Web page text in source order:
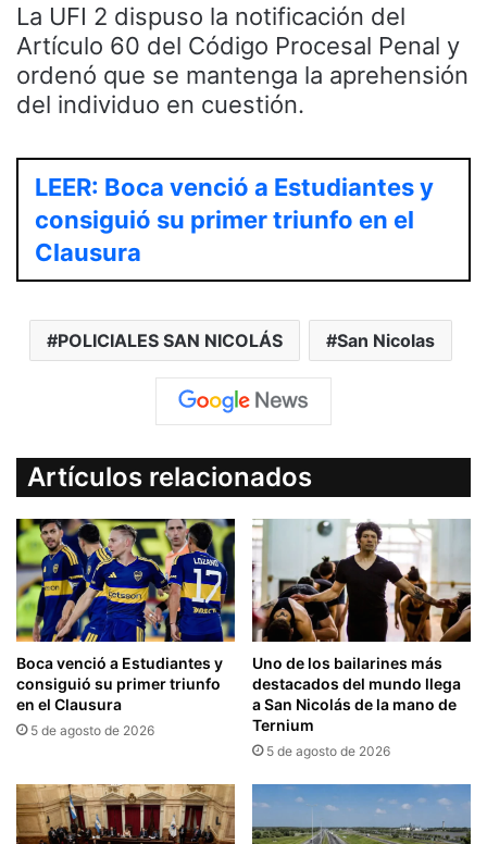
La UFI 2 dispuso la notificación del
Artículo 60 del Código Procesal Penal y
ordenó que se mantenga la aprehensión
del individuo en cuestión.
LEER: Boca venció a Estudiantes y
consiguió su primer triunfo en el
Clausura
POLICIALES SAN NICOLÁS San Nicolas
Artículos relacionados
Boca venció a Estudiantes y
consiguió su primer triunfo
en el Clausura
5 de agosto de 2026
Uno de los bailarines más
destacados del mundo llega
a San Nicolás de la mano de
Ternium
5 de agosto de 2026